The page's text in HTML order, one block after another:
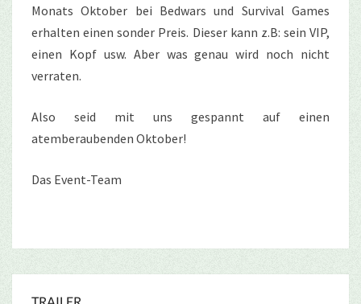
Monats Oktober bei Bedwars und Survival Games
erhalten einen sonder Preis. Dieser kann z.B: sein VIP,
einen Kopf usw. Aber was genau wird noch nicht
verraten.
Also seid mit uns gespannt auf einen
atemberaubenden Oktober!
Das Event-Team